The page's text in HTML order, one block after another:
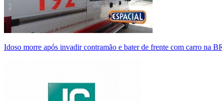
Idoso morre após invadir contramão e bater de frente com carro na